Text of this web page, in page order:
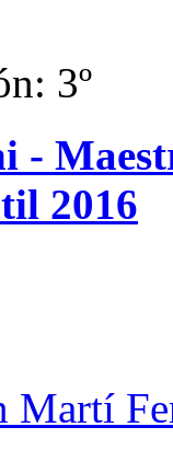
3º
-
2016
Martí